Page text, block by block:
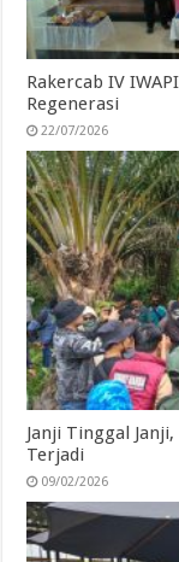
Rakercab IV
Regenerasi
22/07/2026
Janji Tinggal
Terjadi
09/02/2026